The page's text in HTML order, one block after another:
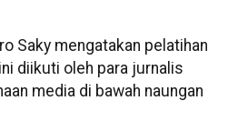
Saky mengatakan pelatihan
diikuti oleh para jurnalis
media di bawah naungan